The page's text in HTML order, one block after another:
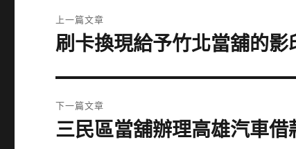
章
上一篇文章
上
篇
文
章:
刷卡換現給予竹北當舖的
下一篇文章
下
三民區當舖辦理高雄汽車